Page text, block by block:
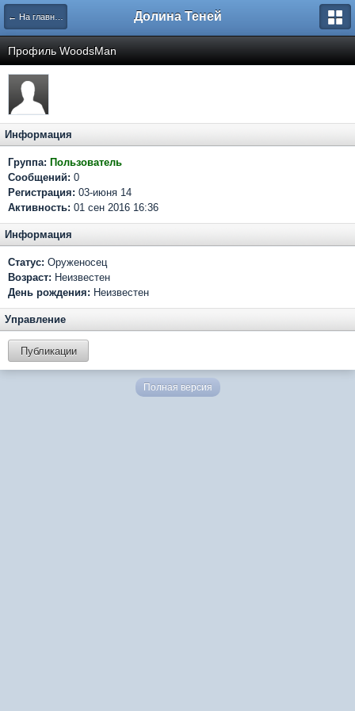
← На главную Долина Теней
Профиль WoodsMan
Информация
Группа: Пользователь
Сообщений: 0
Регистрация: 03-июня 14
Активность: 01 сен 2016 16:36
Информация
Статус: Оруженосец
Возраст: Неизвестен
День рождения: Неизвестен
Управление
Публикации
Полная версия